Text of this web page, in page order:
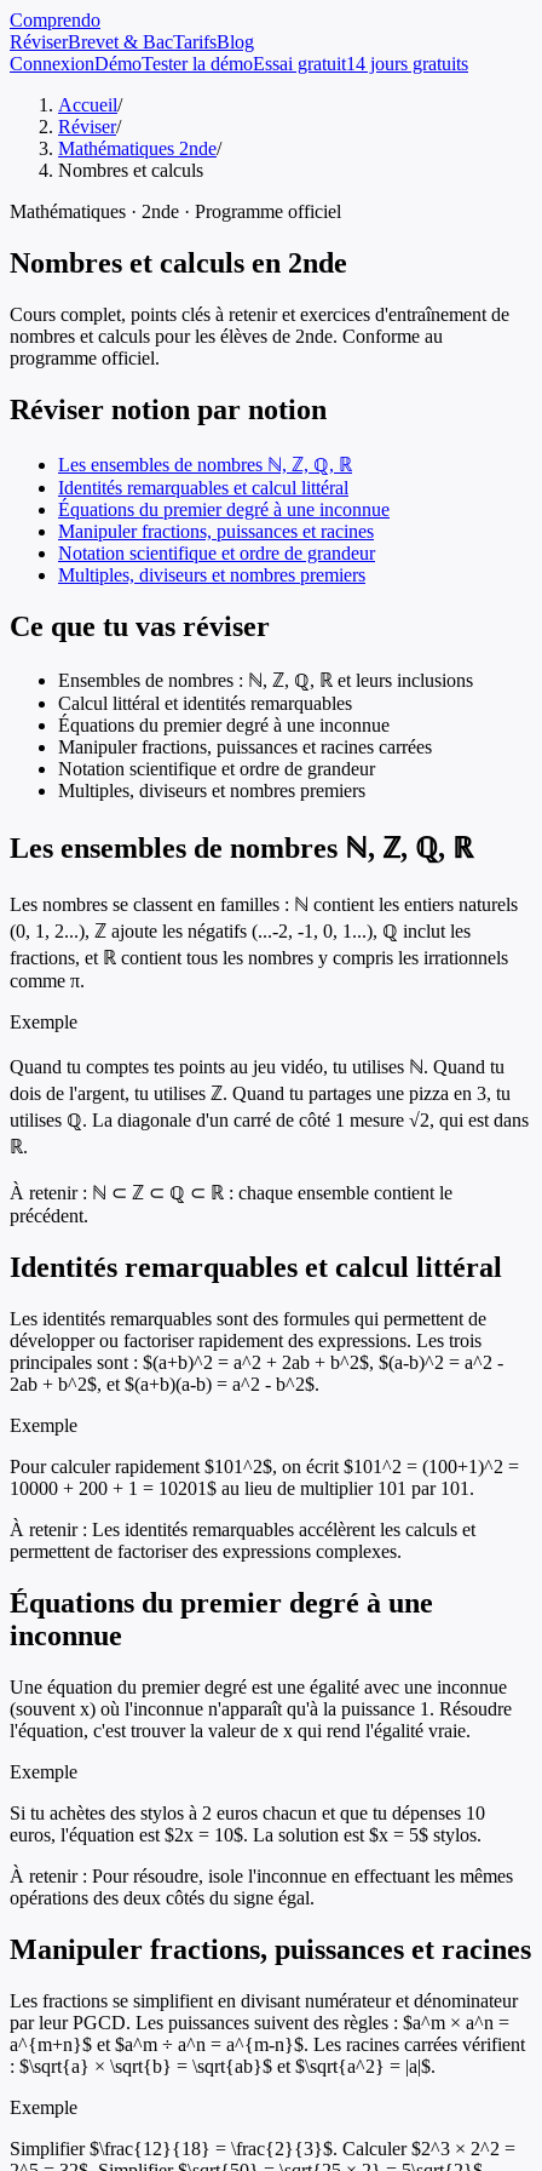
Comprendo
RéviserBrevet & BacTarifsBlog
ConnexionDémoTester la démoEssai gratuit14 jours gratuits
Accueil/
Réviser/
Mathématiques 2nde/
Nombres et calculs
Mathématiques · 2nde · Programme officiel
Nombres et calculs en 2nde
Cours complet, points clés à retenir et exercices d'entraînement de
nombres et calculs pour les élèves de 2nde. Conforme au
programme officiel.
Réviser notion par notion
Les ensembles de nombres ℕ, ℤ, ℚ, ℝ
Identités remarquables et calcul littéral
Équations du premier degré à une inconnue
Manipuler fractions, puissances et racines
Notation scientifique et ordre de grandeur
Multiples, diviseurs et nombres premiers
Ce que tu vas réviser
Ensembles de nombres : ℕ, ℤ, ℚ, ℝ et leurs inclusions
Calcul littéral et identités remarquables
Équations du premier degré à une inconnue
Manipuler fractions, puissances et racines carrées
Notation scientifique et ordre de grandeur
Multiples, diviseurs et nombres premiers
Les ensembles de nombres ℕ, ℤ, ℚ, ℝ
Les nombres se classent en familles : ℕ contient les entiers naturels
(0, 1, 2...), ℤ ajoute les négatifs (...-2, -1, 0, 1...), ℚ inclut les
fractions, et ℝ contient tous les nombres y compris les irrationnels
comme π.
Exemple
Quand tu comptes tes points au jeu vidéo, tu utilises ℕ. Quand tu
dois de l'argent, tu utilises ℤ. Quand tu partages une pizza en 3, tu
utilises ℚ. La diagonale d'un carré de côté 1 mesure √2, qui est dans
ℝ.
À retenir : ℕ ⊂ ℤ ⊂ ℚ ⊂ ℝ : chaque ensemble contient le
précédent.
Identités remarquables et calcul littéral
Les identités remarquables sont des formules qui permettent de
développer ou factoriser rapidement des expressions. Les trois
principales sont : $(a+b)^2 = a^2 + 2ab + b^2$, $(a-b)^2 = a^2 -
2ab + b^2$, et $(a+b)(a-b) = a^2 - b^2$.
Exemple
Pour calculer rapidement $101^2$, on écrit $101^2 = (100+1)^2 =
10000 + 200 + 1 = 10201$ au lieu de multiplier 101 par 101.
À retenir : Les identités remarquables accélèrent les calculs et
permettent de factoriser des expressions complexes.
Équations du premier degré à une
inconnue
Une équation du premier degré est une égalité avec une inconnue
(souvent x) où l'inconnue n'apparaît qu'à la puissance 1. Résoudre
l'équation, c'est trouver la valeur de x qui rend l'égalité vraie.
Exemple
Si tu achètes des stylos à 2 euros chacun et que tu dépenses 10
euros, l'équation est $2x = 10$. La solution est $x = 5$ stylos.
À retenir : Pour résoudre, isole l'inconnue en effectuant les mêmes
opérations des deux côtés du signe égal.
Manipuler fractions, puissances et racines
Les fractions se simplifient en divisant numérateur et dénominateur
par leur PGCD. Les puissances suivent des règles : $a^m × a^n =
a^{m+n}$ et $a^m ÷ a^n = a^{m-n}$. Les racines carrées vérifient
: $\sqrt{a} × \sqrt{b} = \sqrt{ab}$ et $\sqrt{a^2} = |a|$.
Exemple
Simplifier $\frac{12}{18} = \frac{2}{3}$. Calculer $2^3 × 2^2 =